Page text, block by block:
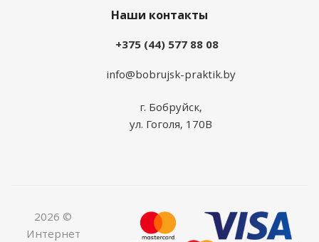
Наши контакты
+375 (44) 577 88 08
info@bobrujsk-praktik.by
г. Бобруйск,
ул. Гоголя, 170В
2026 ©
Интернет